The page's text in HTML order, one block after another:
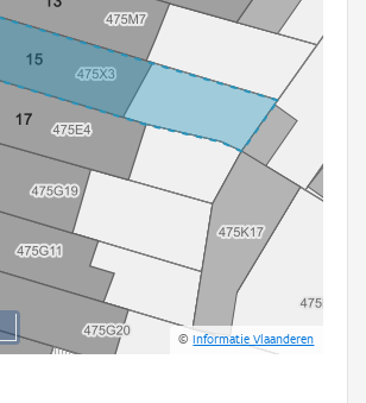
©Informatie Vlaanderen